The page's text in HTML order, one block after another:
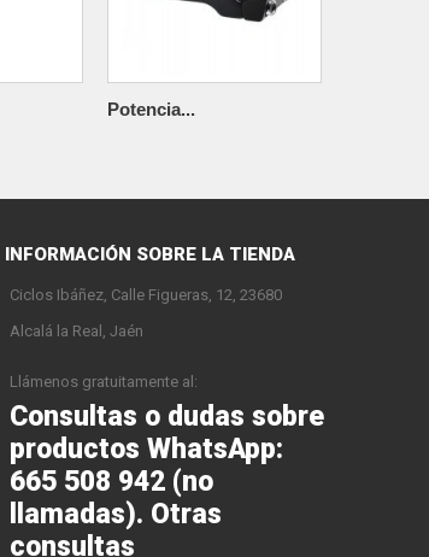
Potencia...
INFORMACIÓN SOBRE LA TIENDA
Ciclos Ibáñez, Calle Figueras, 12, 23680
Alcalá la Real, Jaén
Llámenos gratuitamente al:
Consultas o dudas sobre
productos WhatsApp:
665 508 942 (no
llamadas). Otras
consultas